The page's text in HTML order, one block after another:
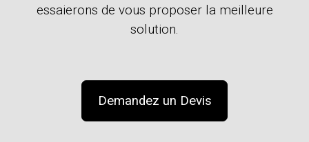
essaierons de vous proposer la meilleure
solution.
Demandez un Devis